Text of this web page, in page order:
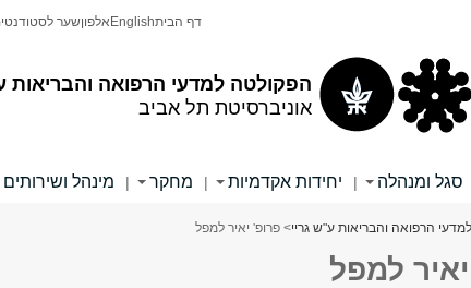
הפקולטה למדעי הרפואה והבריאות
אוניברסיטת תל אביב
דף הביתEnglish אלפוןשער
סגל ומנהלה | יחידות אקדמיות | מחקר | מינהל ושירותים
הרפואה והבריאות ע"ש גריי> פרופ' יאיר למפל
למפל